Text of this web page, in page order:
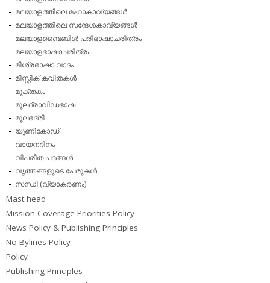
മലയാളത്തിലെ മഹാകാവ്യങ്ങള്‍
മലയാളത്തിലെ സന്ദേശകാവ്യങ്ങള്‍
മലയാളബൈബിള്‍ പരിഭാഷാചരിത്രം
മലയാളഭാഷാചരിത്രം
മിശ്രഭാഷാ വാദം
മിസ്റ്റിക് കവിതകള്‍
മുക്തകം
മൂലദ്രാവിഡഭാഷ
മൂലഭദ്രി
യൂണികോഡ്
വായനദിനം
വിപരീത പദങ്ങള്‍
വൃത്തങ്ങളുടെ പേരുകള്‍
സന്ധി (വ്യാകരണം)
Mast head
Mission Coverage Priorities Policy
News Policy & Publishing Principles
No Bylines Policy
Policy
Publishing Principles